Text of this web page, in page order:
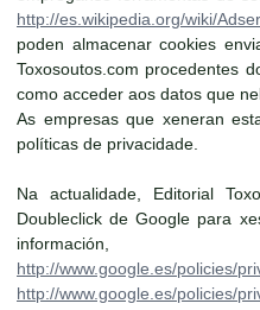
http://es.wikipedia.org/wiki/
poden almacenar cookies
Toxosoutos.com procedentes
como acceder aos datos que
As empresas que xeneran
políticas de privacidade.
Na actualidade, Editorial
Doubleclick de Google para
http://www.google.es/policies/
http://www.google.es/policies/